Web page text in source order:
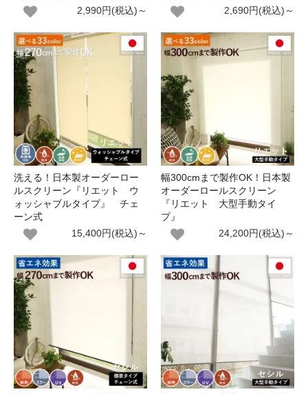
2,990円(税込)～
2,690円(税込)～
洗える！日本製オーダーロー
ルスクリーン『リエット ウ
ォッシャブルタイプ』 チェ
ーン式
15,400円(税込)～
幅300cmまで製作OK！日本製
オーダーロールスクリーン
『リエット 大型手動タイ
プ』
24,200円(税込)～